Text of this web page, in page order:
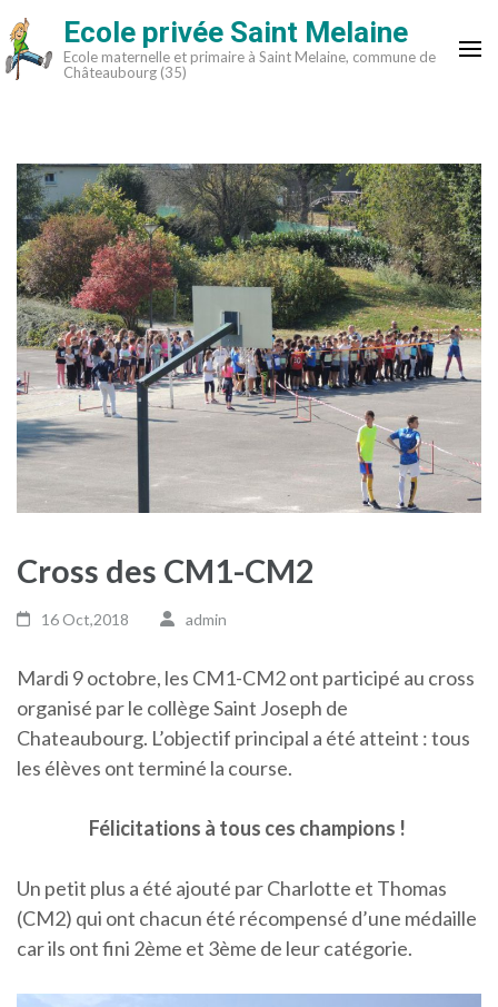
Aller
au
contenu
Ecole privée Saint Melaine
Ecole maternelle et primaire à Saint Melaine, commune de
Châteaubourg (35)
Cross des CM1-CM2
16 Oct,2018 admin
Mardi 9 octobre, les CM1-CM2 ont participé au cross
organisé par le collège Saint Joseph de
Chateaubourg. L’objectif principal a été atteint : tous
les élèves ont terminé la course.
Félicitations à tous ces champions !
Un petit plus a été ajouté par Charlotte et Thomas
(CM2) qui ont chacun été récompensé d’une médaille
car ils ont fini 2ème et 3ème de leur catégorie.